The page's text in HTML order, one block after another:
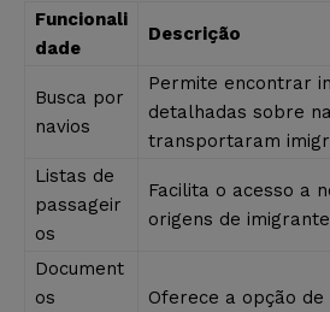
Funcionali
dade
Descrição
Busca por
navios
Permite encontrar
detalhadas sobre
transportaram
Listas de
passageir
os
Facilita o acesso a
origens de
Document
os
Oferece a opção